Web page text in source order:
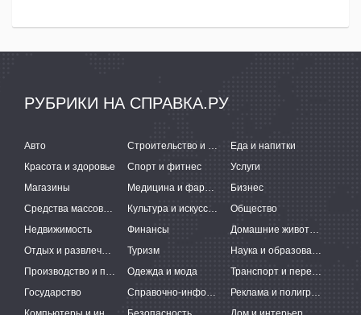
РУБРИКИ НА СПРАВКА.РУ
Авто Строительство и ремонт
Еда и напитки
Красота и здоровье
Спорт и фитнес
Услуги
Магазины
Медицина и фармацевтика
Бизнес
Средства массовой информации
Культура и искусство
Общество
Недвижимость
Финансы
Домашние животные
Отдых и развлечения
Туризм
Наука и образование
Производство и поставки
Одежда и мода
Транспорт и перевозки
Государство
Справочно-информационные системы
Реклама и полиграфия